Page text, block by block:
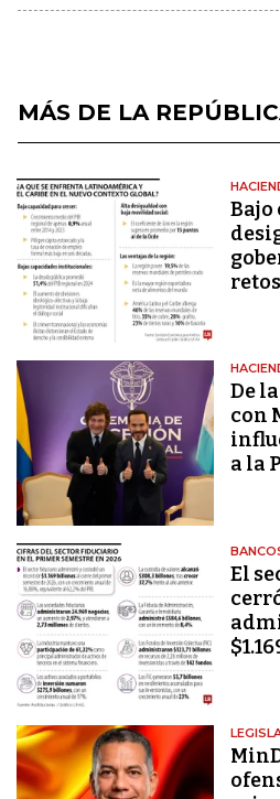
MÁS DE LA
De
con
a la
El